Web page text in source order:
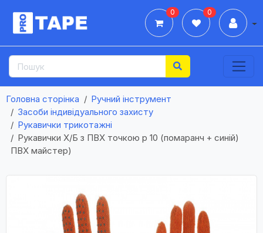
0 0
Головна сторінка
Ручний інструмент
Засоби індивідуального захисту
Рукавички трикотажні
Рукавички Х/Б з ПВХ точкою р 10 (помаранч + синій)
ПВХ майстер)